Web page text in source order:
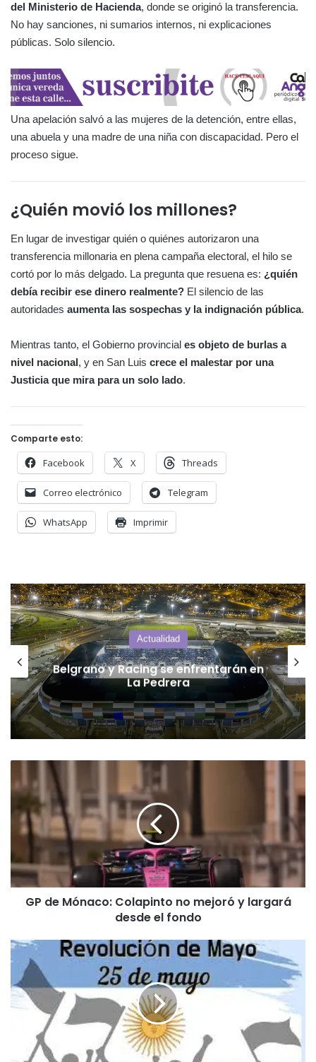
del Ministerio de Hacienda, donde se originó la transferencia.
No hay sanciones, ni sumarios internos, ni explicaciones
públicas. Solo silencio.
Una apelación salvó a las mujeres de la detención, entre ellas,
una abuela y una madre de una niña con discapacidad. Pero el
proceso sigue.
¿Quién movió los millones?
En lugar de investigar quién o quiénes autorizaron una
transferencia millonaria en plena campaña electoral, el hilo se
cortó por lo más delgado. La pregunta que resuena es: ¿quién
debía recibir ese dinero realmente? El silencio de las
autoridades aumenta las sospechas y la indignación pública.
Mientras tanto, el Gobierno provincial es objeto de burlas a
nivel nacional, y en San Luis crece el malestar por una
Justicia que mira para un solo lado.
Comparte esto:
Facebook X Threads
Correo electrónico Telegram
WhatsApp Imprimir
Villa Mercedes
Una mujer murió en un trágico
accidente sobre la Ruta Provincial 55
de
Mónaco:
Colapinto
largará
desde
GP de Mónaco: Colapinto no mejoró y largará
desde el fondo
25
de
Mayo:
la
Patria